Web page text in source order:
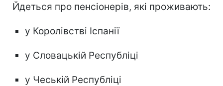
Йдеться про пенсіонерів, які проживають:
у Королівстві Іспанії
у Словацькій Республіці
у Чеській Республіці